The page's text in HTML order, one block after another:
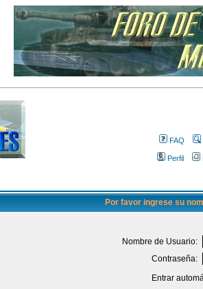
FAQ
Perfil
Por favor ingrese su
Nombre de Usuario:
Contraseña:
Entrar